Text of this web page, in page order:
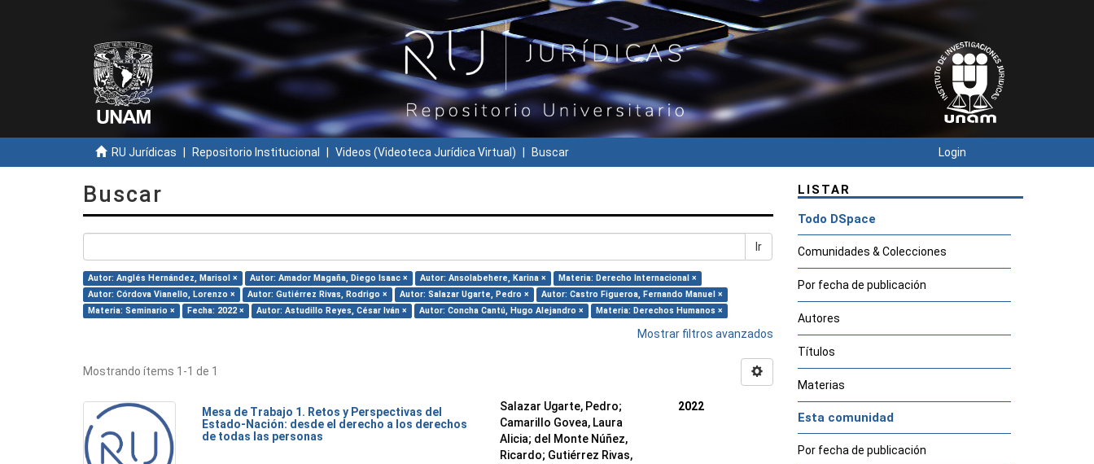
RU Jurídicas Repositorio Institucional Videos (Videoteca Jurídica Virtual) Buscar Login
Buscar
Ir
Autor: Anglés Hernández, Marisol × Autor: Amador Magaña, Diego Isaac × Autor: Ansolabehere, Karina ×
Materia: Derecho Internacional ×
Autor: Córdova Vianello, Lorenzo ×
Autor: Gutiérrez Rivas, Rodrigo × Autor: Salazar Ugarte, Pedro ×
Autor: Castro Figueroa, Fernando Manuel ×
Materia: Seminario ×
Fecha: 2022 × Autor: Astudillo Reyes, César Iván × Autor: Concha Cantú, Hugo Alejandro × Materia: Derechos Humanos ×
Mostrar filtros avanzados
Mostrando ítems 1-1 de 1
Mesa de Trabajo 1. Retos y Perspectivas del
Estado-Nación: desde el derecho a los derechos
de todas las personas
Salazar Ugarte, Pedro;
Camarillo Govea, Laura
Alicia; del Monte Núñez,
Ricardo; Gutiérrez Rivas,
2022
LISTAR
Todo DSpace
Comunidades & Colecciones
Por fecha de publicación
Autores
Títulos
Materias
Esta comunidad
Por fecha de publicación